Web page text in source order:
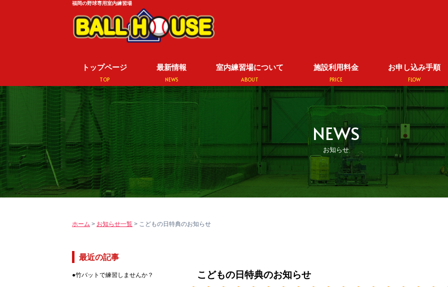
福岡の野球専用室内練習場
トップページ
TOP
最新情報
NEWS
室内練習場について
ABOUT
施設利用料金
PRICE
お申し込み手順
FLOW
NEWS
お知らせ
ホーム > お知らせ一覧 > こどもの日特典のお知らせ
最近の記事
●竹バットで練習しませんか？ こどもの日特典のお知らせ